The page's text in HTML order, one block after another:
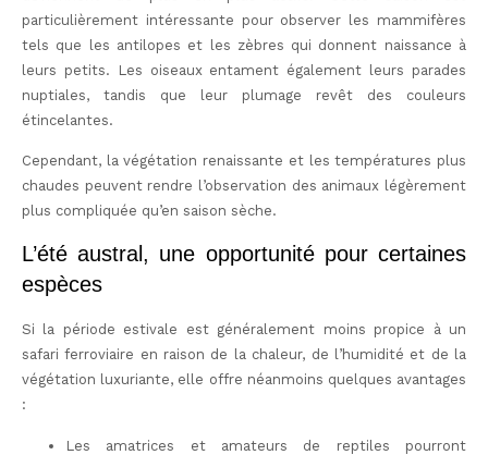
particulièrement intéressante pour observer les mammifères
tels que les antilopes et les zèbres qui donnent naissance à
leurs petits. Les oiseaux entament également leurs parades
nuptiales, tandis que leur plumage revêt des couleurs
étincelantes.
Cependant, la végétation renaissante et les températures plus
chaudes peuvent rendre l’observation des animaux légèrement
plus compliquée qu’en saison sèche.
L’été austral, une opportunité pour certaines
espèces
Si la période estivale est généralement moins propice à un
safari ferroviaire en raison de la chaleur, de l’humidité et de la
végétation luxuriante, elle offre néanmoins quelques avantages
:
Les amatrices et amateurs de reptiles pourront